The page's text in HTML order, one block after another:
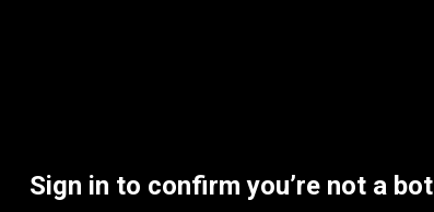
Sign in to confirm you’re not a bot